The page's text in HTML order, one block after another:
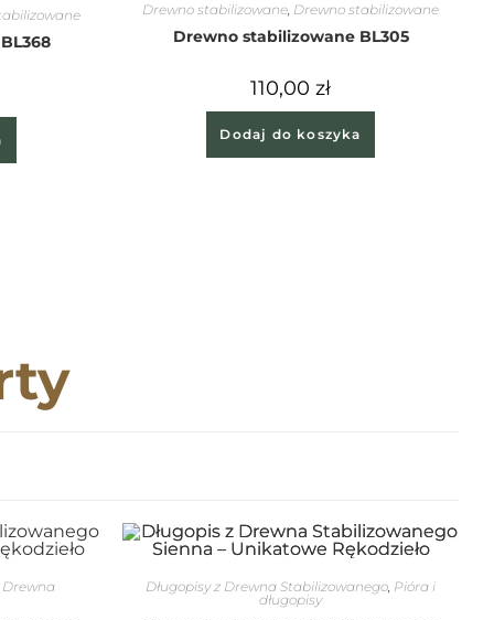
Drewno stabilizowane, Drewno stabilizowane
Drewno stabilizowane BL305
110,00 zł
Dodaj do koszyka
Drewna Długopisy z Drewna Stabilizowanego, Pióra i
długopisy